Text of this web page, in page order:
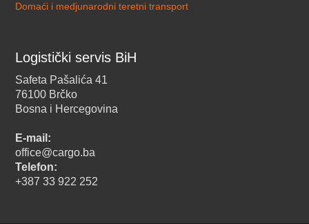
Domaći i medjunarodni teretni transport
Logistički servis BiH
Safeta Pašalića 41
76100 Brčko
Bosna i Hercegovina
E-mail:
office@cargo.ba
Telefon:
+387 33 922 252